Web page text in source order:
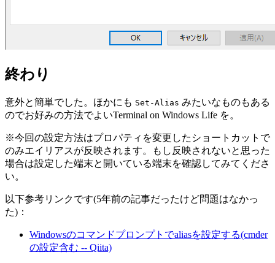
終わり
意外と簡単でした。ほかにも Set-Alias みたいなものもある
のでお好みの方法でよいTerminal on Windows Life を。
※今回の設定方法はプロパティを変更したショートカットで
のみエイリアスが反映されます。もし反映されないと思った
場合は設定した端末と開いている端末を確認してみてくださ
い。
以下参考リンクです(5年前の記事だったけど問題はなかっ
た)：
Windowsのコマンドプロンプトでaliasを設定する(cmder
の設定含む -- Qiita)